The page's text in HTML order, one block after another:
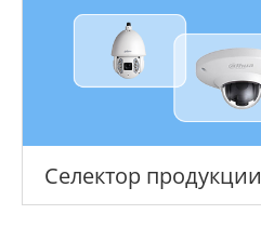
Селектор продукции